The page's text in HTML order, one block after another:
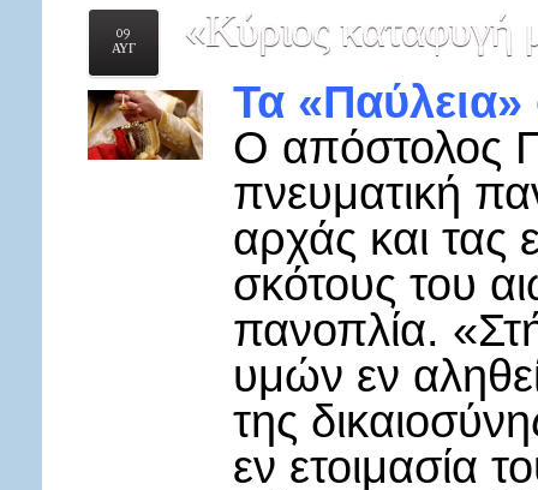
09
ΑΥΓ
«Κύριος καταφυγή
Τα
Ο απόστολος
πνευματική
αρχάς και τας
σκότους του
πανοπλία.
υμών εν
της
εν ετοιμασία